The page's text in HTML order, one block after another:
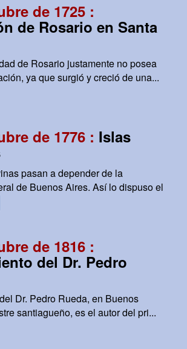
de 1725 :
de Rosario en Santa
de Rosario justamente no posea
ya que surgió y creció de una...
de 1776 : Islas
pasan a depender de la
de Buenos Aires. Así lo dispuso el
de 1816 :
del Dr. Pedro
Dr. Pedro Rueda, en Buenos
santiagueño, es el autor del pri...